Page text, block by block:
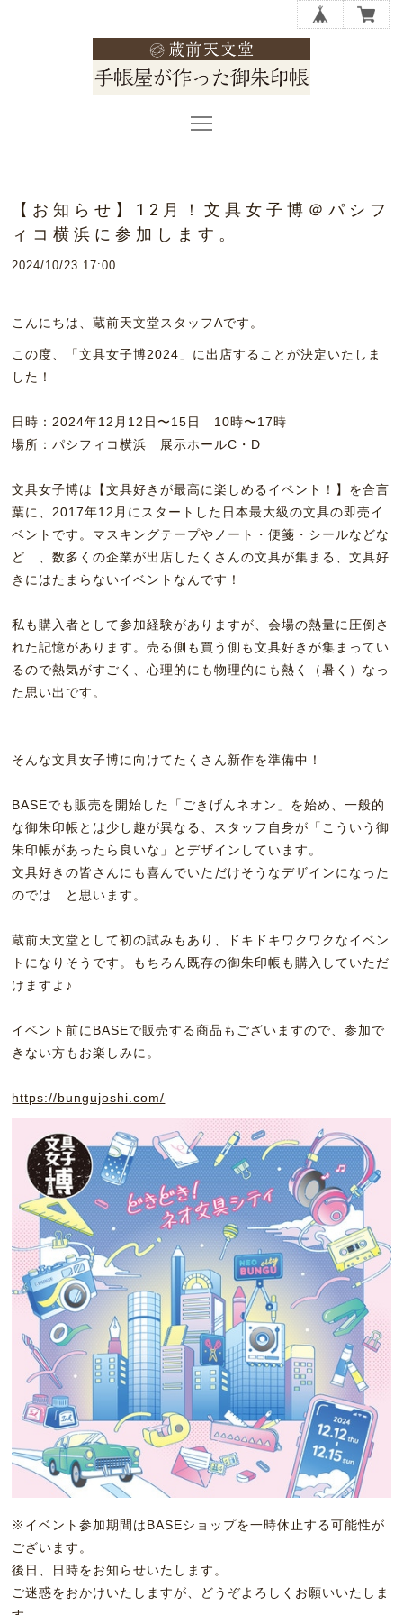
【お知らせ】12月！文具女子博＠パシフ
ィコ横浜に参加します。
2024/10/23 17:00
こんにちは、蔵前天文堂スタッフAです。
この度、「文具女子博2024」に出店することが決定いたしま
した！
日時：2024年12月12日〜15日 10時〜17時
場所：パシフィコ横浜 展示ホールC・D
文具女子博は【文具好きが最高に楽しめるイベント！】を合言
葉に、2017年12月にスタートした日本最大級の文具の即売イ
ベントです。マスキングテープやノート・便箋・シールなどな
ど…、数多くの企業が出店したくさんの文具が集まる、文具好
きにはたまらないイベントなんです！
私も購入者として参加経験がありますが、会場の熱量に圧倒さ
れた記憶があります。売る側も買う側も文具好きが集まってい
るので熱気がすごく、心理的にも物理的にも熱く（暑く）なっ
た思い出です。
そんな文具女子博に向けてたくさん新作を準備中！
BASEでも販売を開始した「ごきげんネオン」を始め、一般的
な御朱印帳とは少し趣が異なる、スタッフ自身が「こういう御
朱印帳があったら良いな」とデザインしています。
文具好きの皆さんにも喜んでいただけそうなデザインになった
のでは…と思います。
蔵前天文堂として初の試みもあり、ドキドキワクワクなイベン
トになりそうです。もちろん既存の御朱印帳も購入していただ
けますよ♪
イベント前にBASEで販売する商品もございますので、参加で
きない方もお楽しみに。
https://bungujoshi.com/
※イベント参加期間はBASEショップを一時休止する可能性が
ございます。
後日、日時をお知らせいたします。
ご迷惑をおかけいたしますが、どうぞよろしくお願いいたしま